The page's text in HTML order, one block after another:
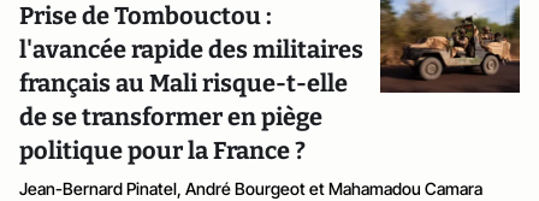
Prise de Tombouctou :
l'avancée rapide des militaires
français au Mali risque-t-elle
de se transformer en piège
politique pour la France ?
Jean-Bernard Pinatel, André Bourgeot et Mahamadou Camara